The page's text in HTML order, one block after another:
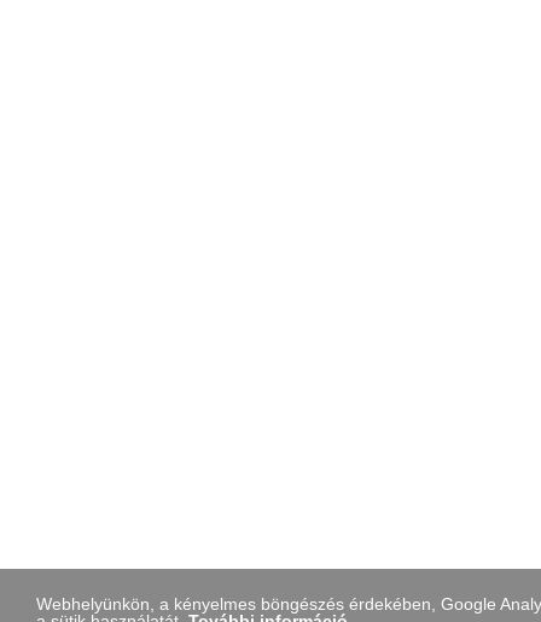
Webhelyünkön, a kényelmes böngészés érdekében, Google